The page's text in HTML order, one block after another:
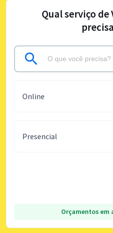
Qual serviço
Online
Presencial
Orçamentos em